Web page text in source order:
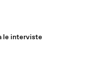
le interviste